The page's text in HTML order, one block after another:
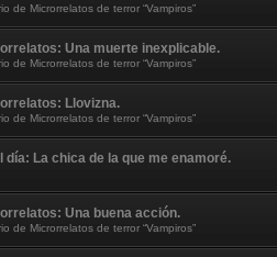
de Microrrelatos de terror “Vampiros”
Una muerte inexplicable.
de Microrrelatos de terror “Vampiros”
Llovizna.
de Microrrelatos de terror “Vampiros”
día: La chica de la que me enamoré.
Una buena acción.
de Microrrelatos de terror “Vampiros”